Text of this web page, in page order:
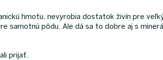
hmotu, nevyrobia dostatok živín pre
samotnú pôdu. Ale dá sa to dobre aj s
prijať.